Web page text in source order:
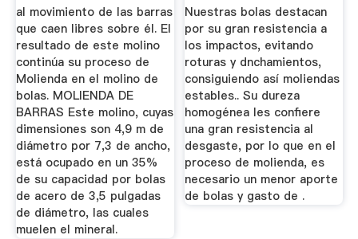
al movimiento de las barras
que caen libres sobre él. El
resultado de este molino
continúa su proceso de
Molienda en el molino de
bolas. MOLIENDA DE
BARRAS Este molino, cuyas
dimensiones son 4,9 m de
diámetro por 7,3 de ancho,
está ocupado en un 35%
de su capacidad por bolas
de acero de 3,5 pulgadas
de diámetro, las cuales
muelen el mineral.
Proceso De ...
Nuestras bolas destacan
por su gran resistencia a
los impactos, evitando
roturas y dnchamientos,
consiguiendo así moliendas
estables.. Su dureza
homogénea les confiere
una gran resistencia al
desgaste, por lo que en el
proceso de molienda, es
necesario un menor aporte
de bolas y gasto de .